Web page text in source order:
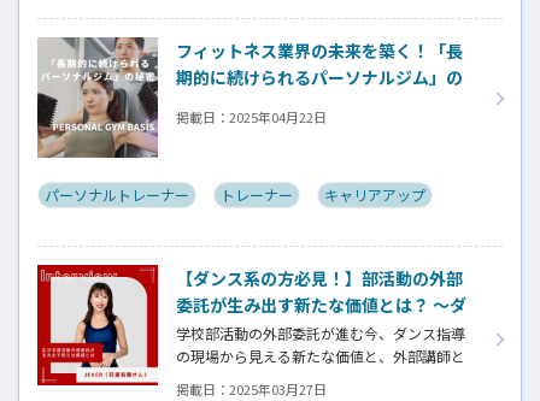
フィットネス業界の未来を築く！「長
期的に続けられるパーソナルジム」の
掲載日： 2025年04月22日
パーソナルトレーナー トレーナー キャリアアップ
【ダンス系の方必見！】部活動の外部
委託が生み出す新たな価値とは？ ～ダ
ンス指導を通じた部活動の魅力と外部
講師としての働き方～
学校部活動の外部委託が進む今、ダンス指導
の現場から見える新たな価値と、外部講師と
いう働き方の魅力に迫ります。
掲載日： 2025年03月27日